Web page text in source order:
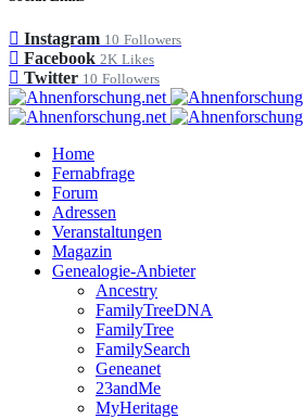
Instagram 10 Followers
Facebook 2K Likes
Twitter 10 Followers
Home
Fernabfrage
Forum
Adressen
Veranstaltungen
Magazin
Genealogie-Anbieter
Ancestry
FamilyTreeDNA
FamilyTree
FamilySearch
Geneanet
23andMe
MyHeritage